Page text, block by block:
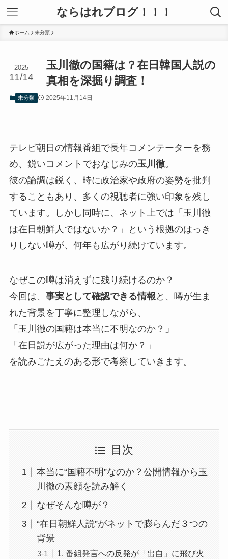
ならはれブログ！！！
ホーム 未分類
玉川徹の国籍は？在日韓国人説の
真相を深掘り調査！
2025
11/14
未分類 2025年11月14日
テレビ朝日の情報番組で長年コメンテーターを務
め、鋭いコメントでおなじみの玉川徹。
彼の論調は鋭く、時に政治家や政府の姿勢を批判
することもあり、多くの視聴者に強い印象を残し
ています。しかし同時に、ネット上では「玉川徹
は在日朝鮮人ではないか？」という根拠のはっき
りしない噂が、何年も広がり続けています。
なぜこの噂は消えずに残り続けるのか？
今回は、 事実として確認できる情報 と、噂が生ま
れた背景を丁寧に整理しながら、
「玉川徹の国籍は本当に不明なのか？」
「在日説が広がった理由は何か？」
を読みごたえのある形で考察していきます。
目次
本当に“国籍不明”なのか？公開情報から玉
川徹の素顔を読み解く
なぜそんな噂が？
“在日朝鮮人説”がネットで膨らんだ３つの
背景
1. 番組発言への反発が「出自」に飛び火